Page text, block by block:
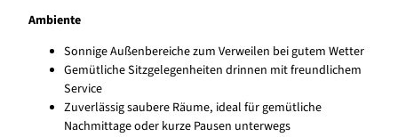
Ambiente
Sonnige Außenbereiche zum Verweilen bei gutem Wetter
Gemütliche Sitzgelegenheiten drinnen mit freundlichem
Service
Zuverlässig saubere Räume, ideal für gemütliche
Nachmittage oder kurze Pausen unterwegs